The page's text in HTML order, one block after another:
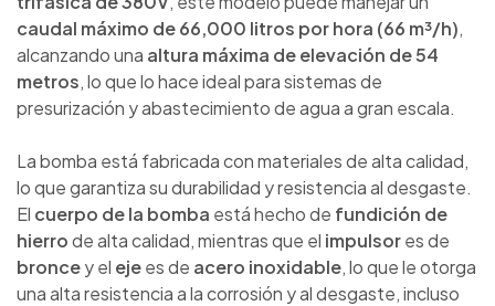
caudal máximo de 66,000 litros por hora (66 m³/h),
alcanzando una altura máxima de elevación de 54
metros, lo que lo hace ideal para sistemas de
presurización y abastecimiento de agua a gran escala.
La bomba está fabricada con materiales de alta calidad,
lo que garantiza su durabilidad y resistencia al desgaste.
El cuerpo de la bomba está hecho de fundición de
hierrode alta calidad, mientras que el impulsores de
broncey el ejees de acero inoxidable, lo que le otorga
una alta resistencia a la corrosión y al desgaste, incluso